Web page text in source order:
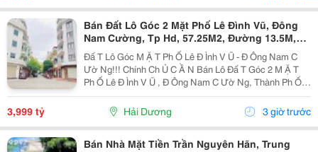
Bán Đất Lô Góc 2 Mặt Phố Lê Đình Vũ, Đông
Nam Cường, Tp Hd, 57.25M2, Đường 13.5M,
3.X Tỷ
Đấ T Lô Góc M Ặ T Ph Ố Lê Đ Ình V Ũ - Đ Ông Nam C
Ườ Ng!!! Chính Ch Ủ C Ầ N Bán Lô Đấ T Góc 2 M Ặ T
Ph Ố Lê Đ Ình V Ũ , Đ Ông Nam C Ườ Ng, Thành Ph Ố H
Ả I D Ươ Ng - Di Ệ N Tích 57.25M2, H Ướ Ng Tây, Tây B
3,999 tỷ Hải Dương 3 giờ trước
Bán Nhà Mặt Tiền Trần Nguyên Hãn, Trung